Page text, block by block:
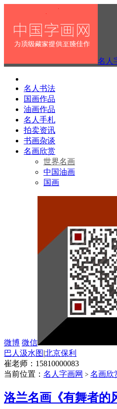
名人
名人书法
国画作品
油画作品
名人手札
拍卖资讯
书画杂谈
名画欣赏
世界名画
中国油画
国画
微博 微信
巴人汲水图|北京保利
崔老师：15810000083
当前位置： 名人字画网 > 名画欣
洛兰名画《有舞者的